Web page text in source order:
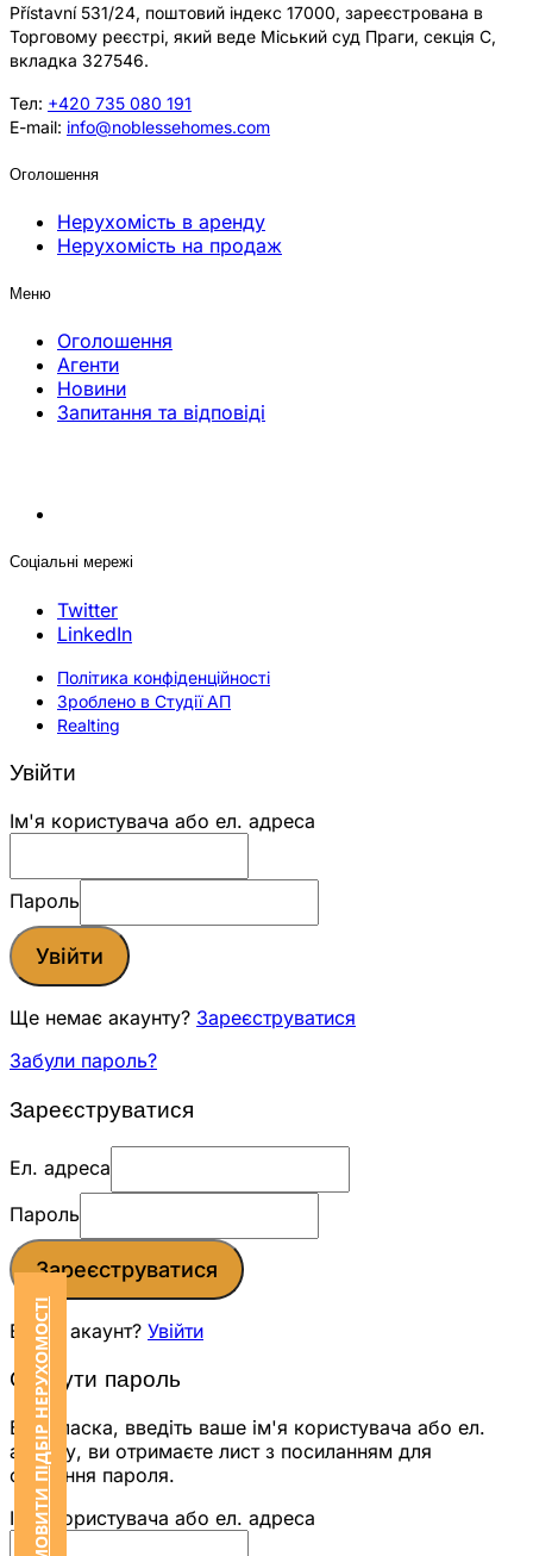
Přístavní 531/24, поштовий індекс 17000, зареєстрована в
Торговому реєстрі, який веде Міський суд Праги, секція C,
вкладка 327546.
Тел: +420 735 080 191
E-mail: info@noblessehomes.com
Оголошення
Нерухомість в аренду
Нерухомість на продаж
Меню
Оголошення
Агенти
Новини
Запитання та відповіді
Соціальні мережі
Twitter
LinkedIn
Політика конфіденційності
Зроблено в Студії АП
Realting
ЗАМОВИТИ ПІДБІР НЕРУХОМОСТІ
Увійти
Ім'я користувача або ел. адреса
Пароль
Увійти
Ще немає акаунту? Зареєструватися
Забули пароль?
Зареєструватися
Ел. адреса
Пароль
Зареєструватися
Вже є акаунт? Увійти
Скинути пароль
Будь ласка, введіть ваше ім'я користувача або ел.
адресу, ви отримаєте лист з посиланням для
скидання пароля.
Ім'я користувача або ел. адреса